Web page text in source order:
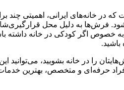
در خانه‌های ایرانی، اهمیتی چند
فرش‌ها به دلیل محل
اگر کودکی در خانه داشته
باشید.
را در خانه بشویید، می‌توانید
حرفه‌ای و متخصص، بهترین خدمات